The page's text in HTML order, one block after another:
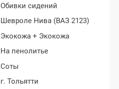
Обивки сидений
Шевроле Нива (ВАЗ 2123)
Экокожа + Экокожа
На пенолитье
Соты
г. Тольятти